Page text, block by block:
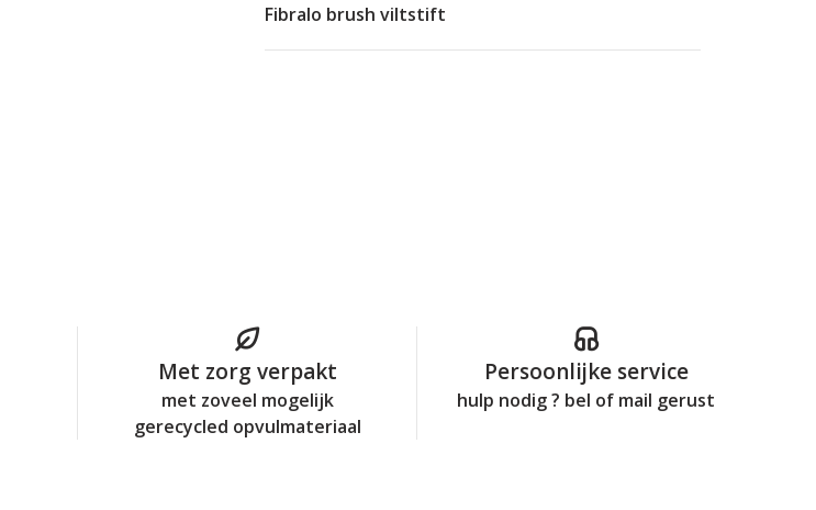
Fibralo brush viltstift
Met zorg verpakt
met zoveel mogelijk
gerecycled opvulmateriaal
Persoonlijke service
hulp nodig ? bel of mail gerust